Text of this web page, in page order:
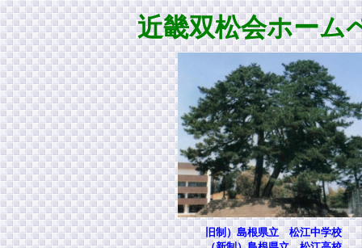
旧制）島根県立 松江中学校
近畿双松会ホーム